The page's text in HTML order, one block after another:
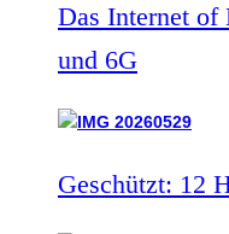
Das Internet
und 6G
Geschützt: 12